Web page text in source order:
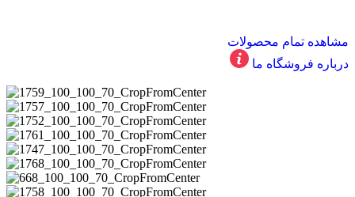
مشاهده تمام محصولات
درباره فروشگاه ما